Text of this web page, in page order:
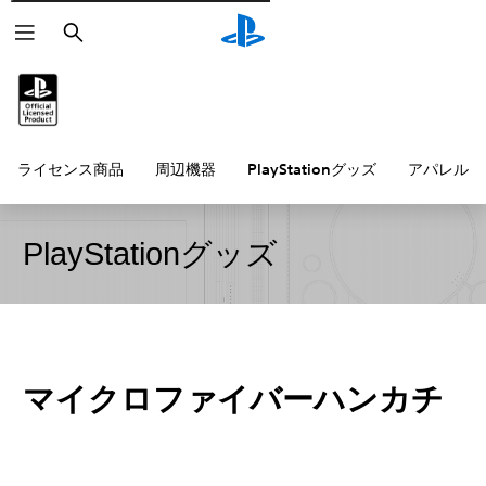
検
索
ライセンス商品 周辺機器 PlayStationグッズ アパレル
PlayStationグッズ
マイクロファイバーハンカチ